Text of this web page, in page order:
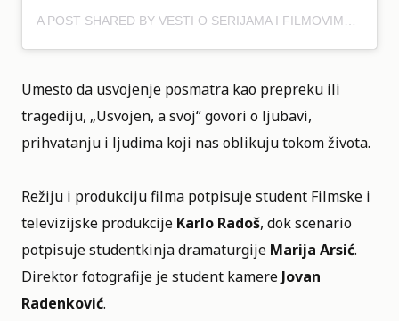
Umesto da usvojenje posmatra kao prepreku ili
tragediju, „Usvojen, a svoj“ govori o ljubavi,
prihvatanju i ljudima koji nas oblikuju tokom života.
Režiju i produkciju filma potpisuje student Filmske i
televizijske produkcije Karlo Radoš, dok scenario
potpisuje studentkinja dramaturgije Marija Arsić.
Direktor fotografije je student kamere Jovan
Radenković.